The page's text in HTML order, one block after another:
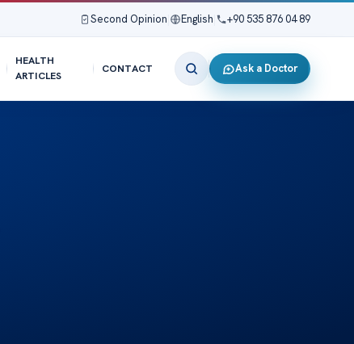
Second Opinion English +90 535 876 04 89
HEALTH
ARTICLES
CONTACT Ask a Doctor